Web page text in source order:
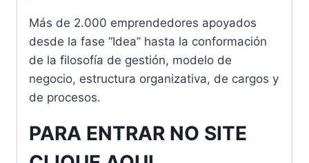
Más de 2.000 emprendedores apoyados
desde la fase “Idea” hasta la conformación
de la filosofía de gestión, modelo de
negocio, estructura organizativa, de cargos y
de procesos.
PARA ENTRAR NO SITE